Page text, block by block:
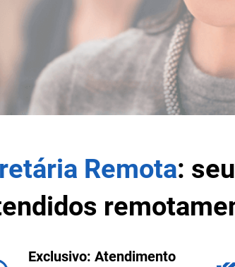
Remota:
Exclusivo: Atendimento